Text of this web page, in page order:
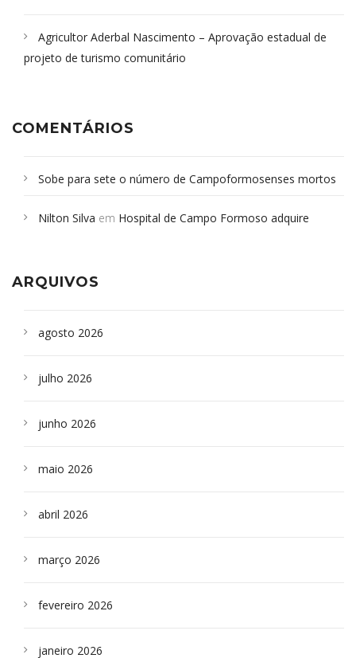
Agricultor Aderbal Nascimento – Aprovação estadual de
projeto de turismo comunitário
COMENTÁRIOS
Sobe para sete o número de Campoformosenses mortos
Campoformosenses que morreram em desabamentos são
Nilton Silva em Hospital de Campo Formoso adquire
ARQUIVOS
agosto 2026
julho 2026
junho 2026
maio 2026
abril 2026
março 2026
fevereiro 2026
janeiro 2026